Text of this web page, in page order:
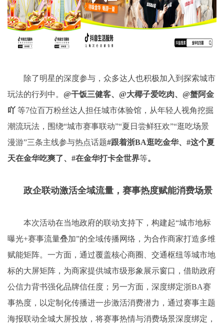
除了明星的深度参与，众多达人也积极加入到探索城市
玩法的行列中。 @干饭三健客、@大椰子爱吃肉、@蟹阿金
吖 等7位百万粉丝达人担任城市体验馆，从年轻人视角挖掘
潮流玩法，围绕“城市赛事联动”“夏日尝鲜狂欢”“逛吃场景
漫游”三条主线参与热点话题#跟着浙BA逛吃金华、#这个夏
天在金华吃爽了、#在金华打卡全世界等。
政企联动激活全域流量，赛事热度赋能消费场景
本次活动在当地政府的联动支持下，构建起“城市地标
曝光+赛事流量叠加”的全域传播网络，为合作商家打造多维
赋能矩阵。一方面，通过覆盖核心商圈、交通枢纽等城市地
标的大屏矩阵，为商家提供城市级形象展示窗口，借助政府
公信力背书强化品牌信任度；另一方面，深度绑定浙BA赛
事热度，以定制化传播进一步激活消费潜力，通过赛事主题
海报联动全城大屏投放，将赛事热情与消费场景深度绑定，